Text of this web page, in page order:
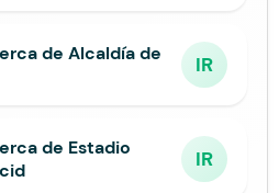
de Alcaldía de
IR
de Estadio
IR